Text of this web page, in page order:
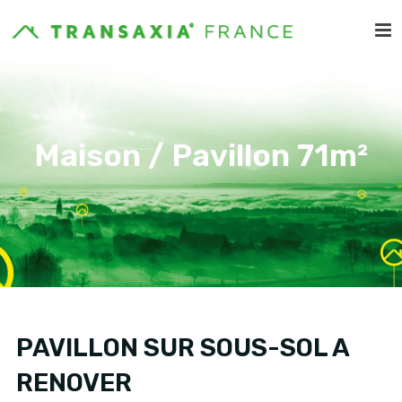
Maison / Pavillon 71m²
PAVILLON SUR SOUS-SOL A
RENOVER